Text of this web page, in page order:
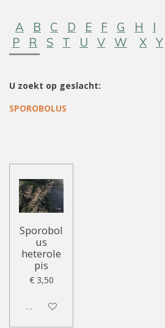
A B C D E F G H I
P
R S T U V W X Y
U zoekt op geslacht:
SPOROBOLUS
Sporobol
us
heterole
pis
€ 3,50
Uitgeschakeld